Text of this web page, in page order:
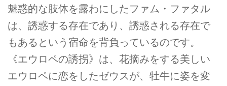
魅惑的な肢体を露わにしたファム・ファタル
は、誘惑する存在であり、誘惑される存在で
もあるという宿命を背負っているのです。
《エウロペの誘拐》は、花摘みをする美しい
エウロペに恋をしたゼウスが、牡牛に姿を変